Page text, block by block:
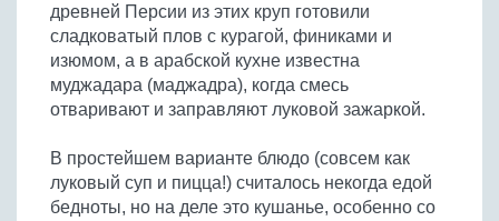
древней Персии из этих круп готовили
сладковатый плов с курагой, финиками и
изюмом, а в арабской кухне известна
муджадара (маджадра), когда смесь
отваривают и заправляют луковой зажаркой.
В простейшем варианте блюдо (совсем как
луковый суп и пицца!) считалось некогда едой
бедноты, но на деле это кушанье, особенно со